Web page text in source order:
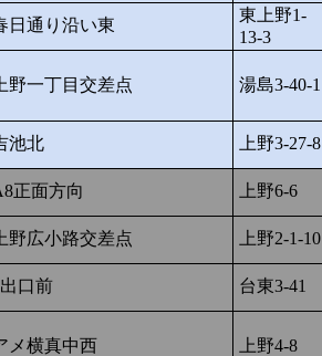
日通り沿い東
東上野1-
13-3
上野一丁目交差点 湯島3-40-1
池北 上野3-27-8
正面方向 上野6-6
上野広小路交差点 上野2-1-10
口前 台東3-41
メ横真中西 上野4-8